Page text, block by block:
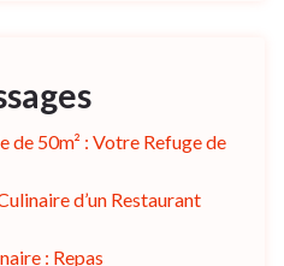
50m² : Votre Refuge de
d’un Restaurant
: Repas